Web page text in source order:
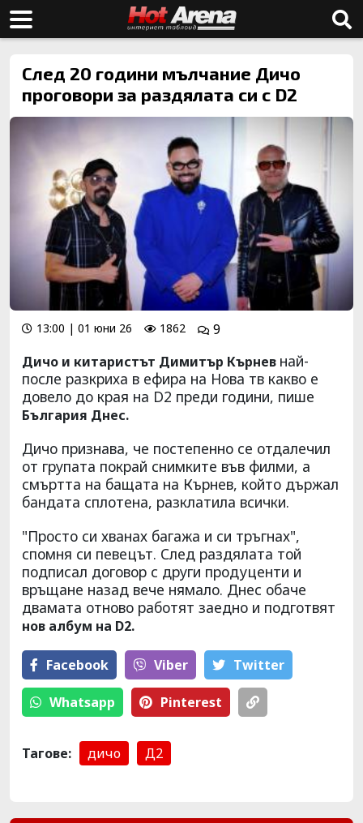
След 20 години мълчание Дичо
проговори за раздялата си с D2
13:00 | 01 юни 26 1862
9
Дичо и китаристът Димитър Кърнев най-
после разкриха в ефира на Нова тв какво е
довело до края на D2 преди години, пише
България Днес.
Дичо признава, че постепенно се отдалечил
от групата покрай снимките във филми, а
смъртта на бащата на Кърнев, който държал
бандата сплотена, разклатила всички.
"Просто си хванах багажа и си тръгнах",
спомня си певецът. След раздялата той
подписал договор с други продуценти и
връщане назад вече нямало. Днес обаче
двамата отново работят заедно и подготвят
нов албум на D2.
Facebook Viber Тwitter
Whatsapp Pinterest
Тагове: дичо Д2